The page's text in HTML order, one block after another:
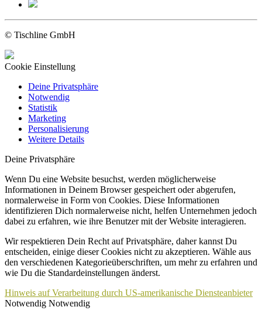
© Tischline GmbH
Cookie Einstellung
Deine Privatsphäre
Notwendig
Statistik
Marketing
Personalisierung
Weitere Details
Deine Privatsphäre
Wenn Du eine Website besuchst, werden möglicherweise
Informationen in Deinem Browser gespeichert oder abgerufen,
normalerweise in Form von Cookies. Diese Informationen
identifizieren Dich normalerweise nicht, helfen Unternehmen jedoch
dabei zu erfahren, wie ihre Benutzer mit der Website interagieren.
Wir respektieren Dein Recht auf Privatsphäre, daher kannst Du
entscheiden, einige dieser Cookies nicht zu akzeptieren. Wähle aus
den verschiedenen Kategorieüberschriften, um mehr zu erfahren und
wie Du die Standardeinstellungen änderst.
Hinweis auf Verarbeitung durch US-amerikanische Diensteanbieter
Notwendig Notwendig